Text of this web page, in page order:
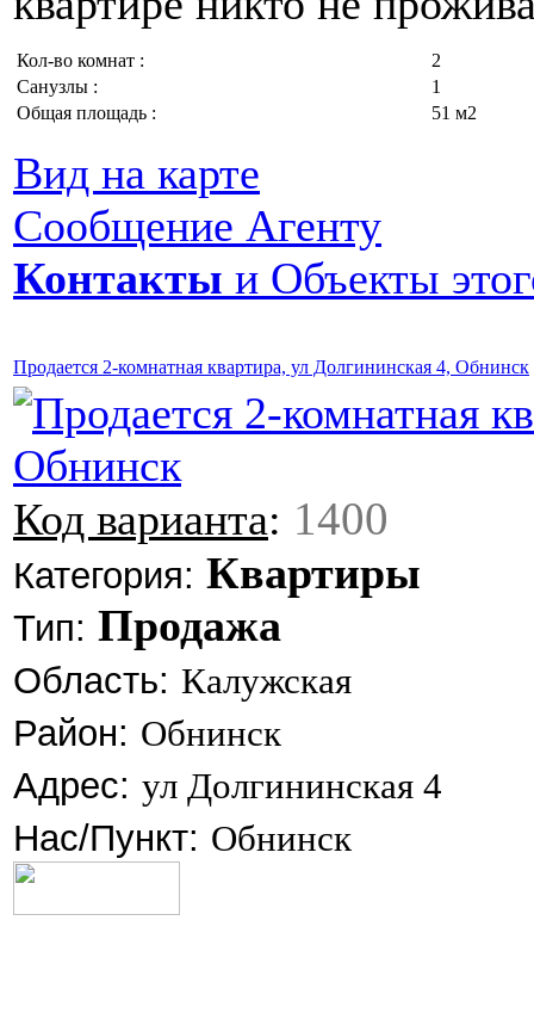
Кол-во комнат :
2
Санузлы :
1
Общая площадь :
51 м2
Вид на карте
Сообщение Агенту
Контакты и Объекты
Продается 2-комнатная квартира, ул Долгининская 4, Обнинск
Код варианта: 1400
Категория: Квартиры
Тип: Продажа
Область: Калужская
Район: Обнинск
Адрес: ул Долгининская 4
Нас/Пункт: Обнинск